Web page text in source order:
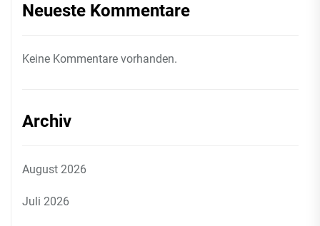
Neueste Kommentare
Keine Kommentare vorhanden.
Archiv
August 2026
Juli 2026